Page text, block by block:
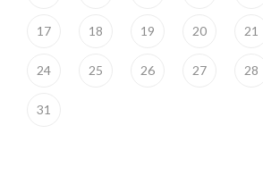
17 18 19 20 21
24 25 26 27 28
31